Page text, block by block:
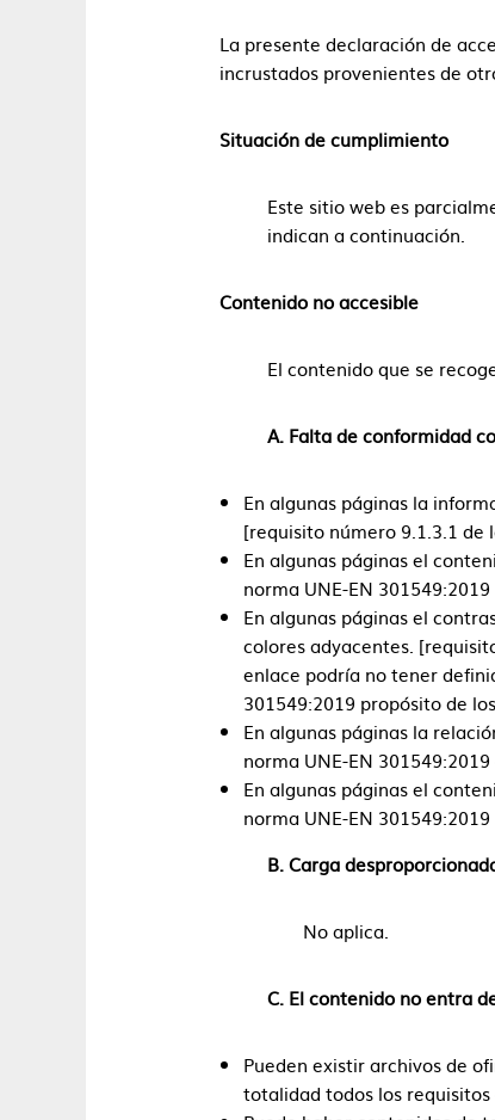
La presente declaración de
incrustados provenientes de
Situación de cumplimiento
Este sitio web es
indican a continuación.
Contenido no accesible
El contenido que se
A. Falta de conformidad
En algunas páginas la
[requisito número 9.1.3.1 de
En algunas páginas el
norma UNE-EN
En algunas páginas el
colores adyacentes.
enlace podría no tener
301549:2019 propósito de
En algunas páginas la
norma UNE-EN
En algunas páginas el
norma UNE-EN
B. Carga
No aplica.
C. El contenido no entra
Pueden existir archivos de
totalidad todos los